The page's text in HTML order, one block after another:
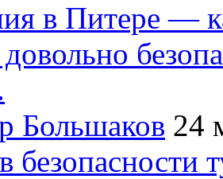
в Питере —
Большаков 24
безопасности